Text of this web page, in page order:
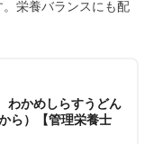
栄養バランスにも配
かめしらすうどん
ら）【管理栄養士